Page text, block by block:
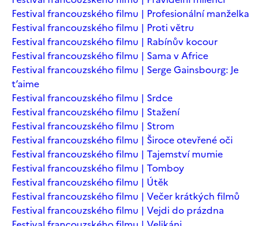
Festival francouzského filmu | Profesionální manželka
Festival francouzského filmu | Proti větru
Festival francouzského filmu | Rabínův kocour
Festival francouzského filmu | Sama v Africe
Festival francouzského filmu | Serge Gainsbourg: Je
t’aime
Festival francouzského filmu | Srdce
Festival francouzského filmu | Stažení
Festival francouzského filmu | Strom
Festival francouzského filmu | Široce otevřené oči
Festival francouzského filmu | Tajemství mumie
Festival francouzského filmu | Tomboy
Festival francouzského filmu | Útěk
Festival francouzského filmu | Večer krátkých filmů
Festival francouzského filmu | Vejdi do prázdna